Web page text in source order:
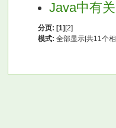
Java中有
分页: [1] [2]
模式: 全部显示[共11个